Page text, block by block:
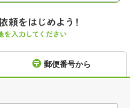
郵便番号から